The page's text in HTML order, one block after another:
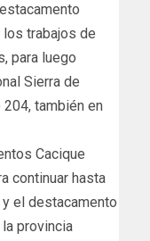
trabajos de
para luego
Sierra de
también en
Cacique
continuar hasta
el destacamento
provincia